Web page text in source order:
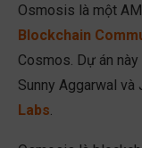
Osmosis là một
Blockchain
Cosmos. Dự án
Sunny Aggarwal
Labs.